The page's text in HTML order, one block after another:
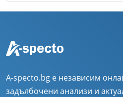
A-specto.bg е независим
задълбочени анализи и